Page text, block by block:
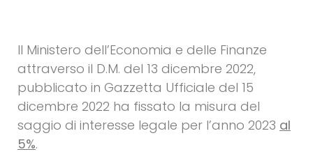
Il Ministero dell’Economia e delle Finanze
attraverso il D.M. del 13 dicembre 2022,
pubblicato in Gazzetta Ufficiale del 15
dicembre 2022 ha fissato la misura del
saggio di interesse legale per l’anno 2023 al
5%.